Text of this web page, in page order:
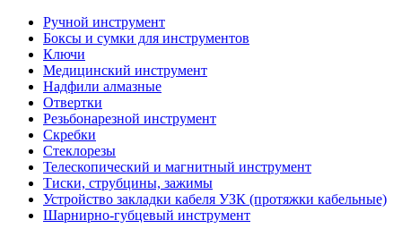
Ручной инструмент
Боксы и сумки для инструментов
Ключи
Медицинский инструмент
Надфили алмазные
Отвертки
Резьбонарезной инструмент
Скребки
Стеклорезы
Телескопический и магнитный инструмент
Тиски, струбцины, зажимы
Устройство закладки кабеля УЗК (протяжки кабельные)
Шарнирно-губцевый инструмент